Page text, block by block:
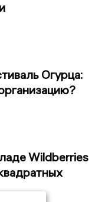
Огурца:
Wildberries